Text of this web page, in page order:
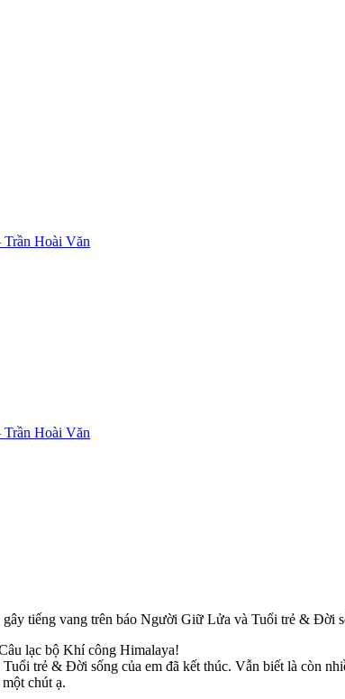
tiếng vang trên báo Người Giữ Lửa và Tuổi trẻ & Đời
lạc bộ Khí công Himalaya!
trẻ & Đời sống của em đã kết thúc. Vẫn biết là còn
chút ạ.